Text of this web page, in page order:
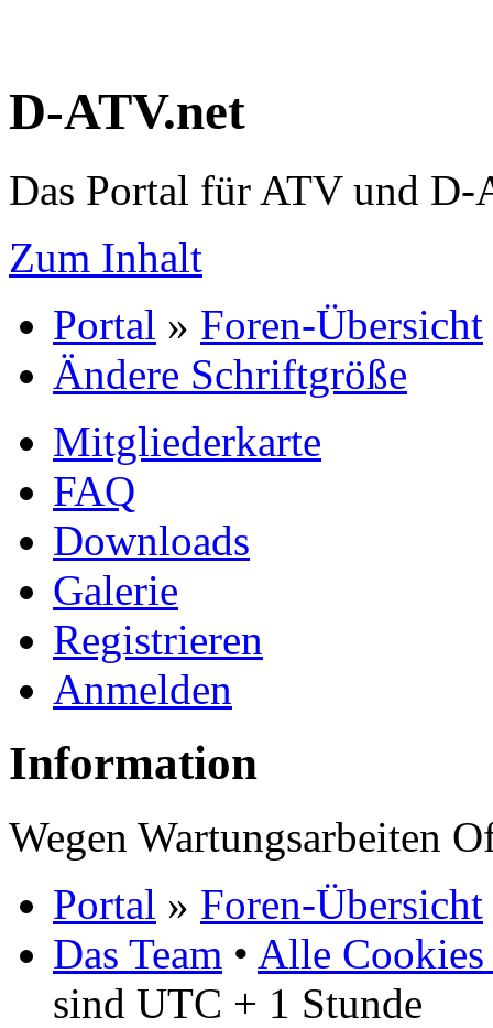
D-ATV.net
Das Portal für ATV und D-
Zum Inhalt
Portal » Foren-Übersicht
Ändere Schriftgröße
Mitgliederkarte
FAQ
Downloads
Galerie
Registrieren
Anmelden
Information
Wegen Wartungsarbeiten
Portal » Foren-Übersicht
Das Team • Alle Cookies
sind UTC + 1 Stunde